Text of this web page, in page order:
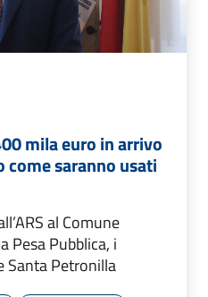
mila euro in arrivo
come saranno usati
al Comune
Pesa Pubblica, i
Santa Petronilla